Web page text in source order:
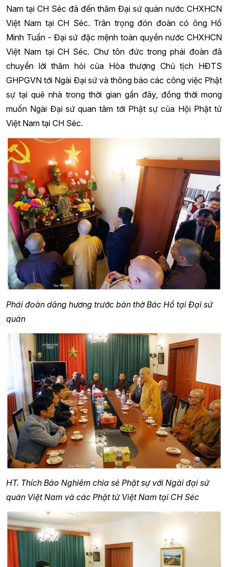
Nam tại CH Séc đã đến thăm Đại sứ quán nước CHXHCN
Việt Nam tại CH Séc. Trân trọng đón đoàn có ông Hồ
Minh Tuấn - Đại sứ đặc mệnh toàn quyền nước CHXHCN
Việt Nam tại CH Séc. Chư tôn đức trong phái đoàn đã
chuyển lời thăm hỏi của Hòa thượng Chủ tịch HĐTS
GHPGVN tới Ngài Đại sứ và thông báo các công việc Phật
sự tại quê nhà trong thời gian gần đây, đồng thời mong
muốn Ngài Đại sứ quan tâm tới Phật sự của Hội Phật tử
Việt Nam tại CH Séc.
Phái đoàn dâng hương trước bàn thờ Bác Hồ tại Đại sứ
quán
HT. Thích Bảo Nghiêm chia sẻ Phật sự với Ngài đại sứ
quán Việt Nam và các Phật tử Việt Nam tại CH Séc